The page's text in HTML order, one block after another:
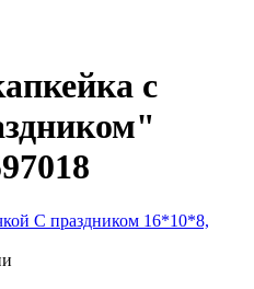
с